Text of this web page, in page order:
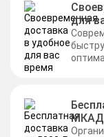
для
МКАД